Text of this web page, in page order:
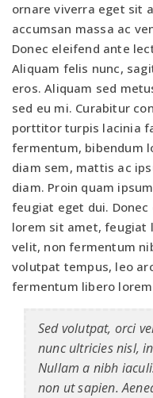
ornare viverra eget sit
accumsan massa ac
Donec eleifend ante
Aliquam felis nunc,
eros. Aliquam sed
sed eu mi. Curabitur
porttitor turpis lacinia
fermentum, bibendum
diam sem, mattis ac
diam. Proin quam
feugiat eget dui.
lorem sit amet, feugiat
velit, non fermentum
volutpat tempus, leo
fermentum libero
Sed volutpat, orci
nunc ultricies nisl,
Nullam a nibh
non ut sapien.